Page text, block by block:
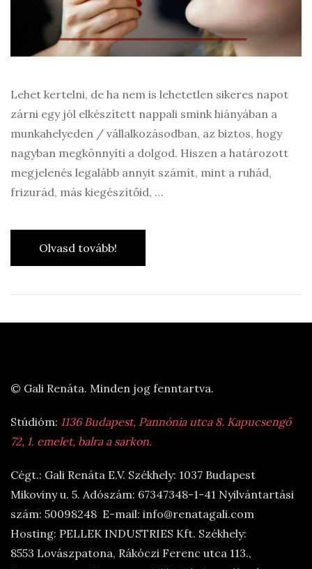
Lehet kertelni, de ha nem is lehetetlen sikeres napot
zárni egy jól elkészített nappali smink hiányában a
munkahelyeden / vállalkozásodban, az biztos, hogy
nagyban megkönnyíti a dolgod. Hiszen a határozott
megjelenés legalább annyit számít, mint a ruhád,
frizurád, más kiegészítőid, …
Olvasd tovább!
© Gali Renáta. Minden jog fenntartva.
Stúdióm: 1136 Budapest, Pannónia utca 8. Kapucsengő
72, 1. emelet, balra a sarkon.
Cégt.: Gali Renáta E.V. Székhely: 1037 Budapest
Mikoviny u. 5. Adószám: 67347348-1-41 Nyilvántartási
szám: 50098248 E-mail: info@renatagali.com
Hosting: PELLEK INDUSTRIES Kft. Székhely:
8553 Lovászpatona, Rákóczi Ferenc utca 113.,